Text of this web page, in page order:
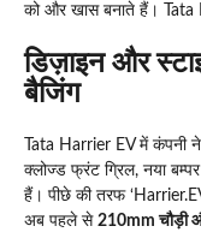
को और खास बनाते हैं। Tata
डिज़ाइन और
बैजिंग
Tata Harrier EV में कंपनी
क्लोज्ड फ्रंट ग्रिल, नया
हैं। पीछे की तरफ
अब पहले से 210mm चौड़ी